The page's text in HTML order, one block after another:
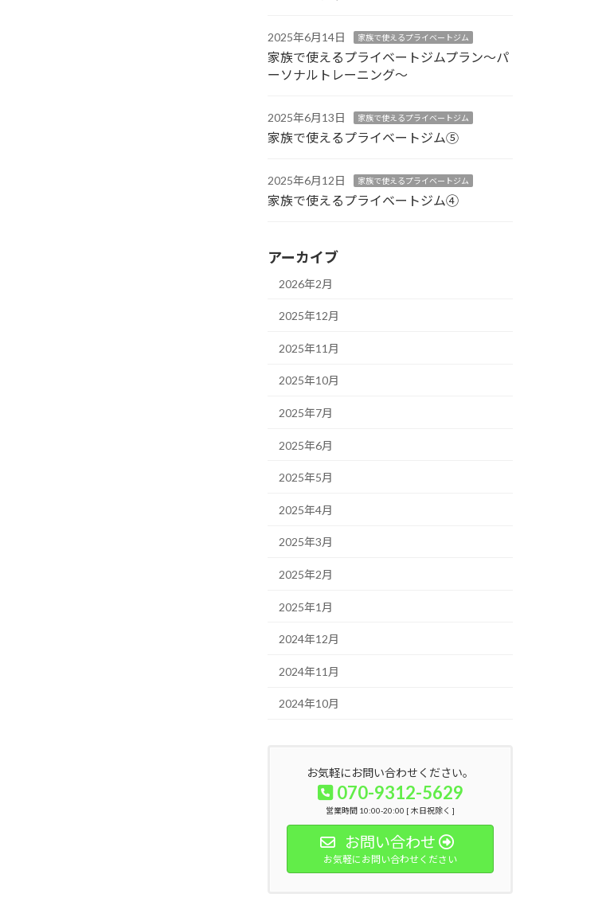
2025年6月14日 家族で使えるプライベートジム
家族で使えるプライベートジムプラン～パ
ーソナルトレーニング～
2025年6月13日 家族で使えるプライベートジム
家族で使えるプライベートジム⑤
2025年6月12日 家族で使えるプライベートジム
家族で使えるプライベートジム④
アーカイブ
2026年2月
2025年12月
2025年11月
2025年10月
2025年7月
2025年6月
2025年5月
2025年4月
2025年3月
2025年2月
2025年1月
2024年12月
2024年11月
2024年10月
お気軽にお問い合わせください。
070-9312-5629
営業時間 10:00-20:00 [ 木日祝除く ]
お問い合わせ
お気軽にお問い合わせください